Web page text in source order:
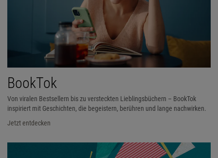
BookTok
Von viralen Bestsellern bis zu versteckten Lieblingsbüchern – BookTok
inspiriert mit Geschichten, die begeistern, berühren und lange nachwirken.
Jetzt entdecken